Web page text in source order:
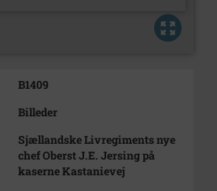
B1409
Billeder
Sjællandske Livregiments nye
chef Oberst J.E. Jersing på
kaserne Kastanievej